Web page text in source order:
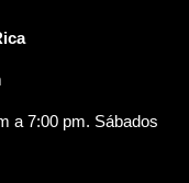
a 7:00 pm. Sábados